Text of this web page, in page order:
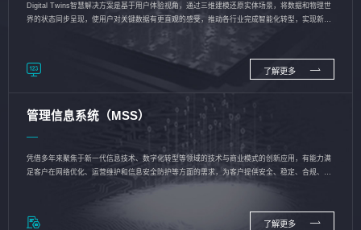
Digital Twins智慧解决方案是基于用户体验视角，通过三维建模还原实体场景，将数据和物理世
界的状态同步呈现，使用户对关键数据有更直观的感受，推动各行业完成智能化转型，实现新旧
了解更多
管理信息系统（MSS）
凭借多年来聚焦于新一代信息技术、数字化转型等领域的技术与商业模式的创新应用，有能力满
足客户在网络优化、运营维护和信息安全防护等方面的需求，为客户提供安全、稳定、合规、持
了解更多